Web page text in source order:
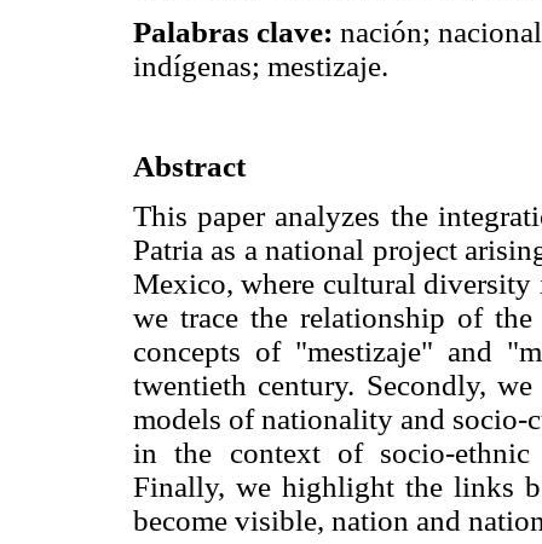
Palabras clave: nación;
indígenas; mestizaje.
Abstract
This paper analyzes the
Patria as a national project
Mexico, where cultural
we trace the relationship of
concepts of "mestizaje" and
twentieth century. Secondly,
models of nationality and socio-
in the context of socio-
Finally, we highlight the links
become visible, nation and